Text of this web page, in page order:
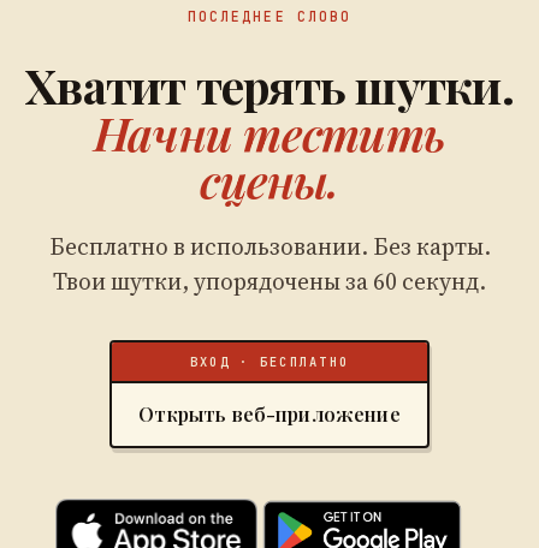
ПОСЛЕДНЕЕ СЛОВО
Хватит терять шутки.
Начни тестить
сцены.
Бесплатно в использовании. Без карты.
Твои шутки, упорядочены за 60 секунд.
ВХОД · БЕСПЛАТНО
Открыть веб-приложение